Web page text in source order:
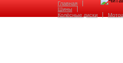
Главная
Шины
Колёсные диски